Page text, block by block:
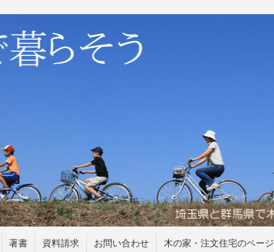
著書 資料請求 お問い合わせ 木の家・注文住宅のページ